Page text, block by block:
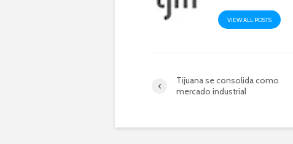
VIEW ALL POSTS
Tijuana se consolida como
mercado industrial